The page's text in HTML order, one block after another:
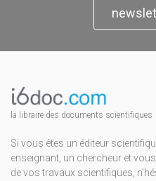
la libraire des documents scientifiques
Si vous êtes un éditeur
enseignant, un chercheur et
de vos travaux scientifiques,